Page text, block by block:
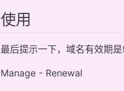
使用
最后提示一下，域名有效期
Manage - Renewal